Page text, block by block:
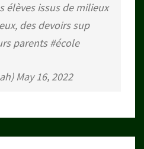
élèves issus de milieux
des devoirs sup
parents#école
May 16, 2022